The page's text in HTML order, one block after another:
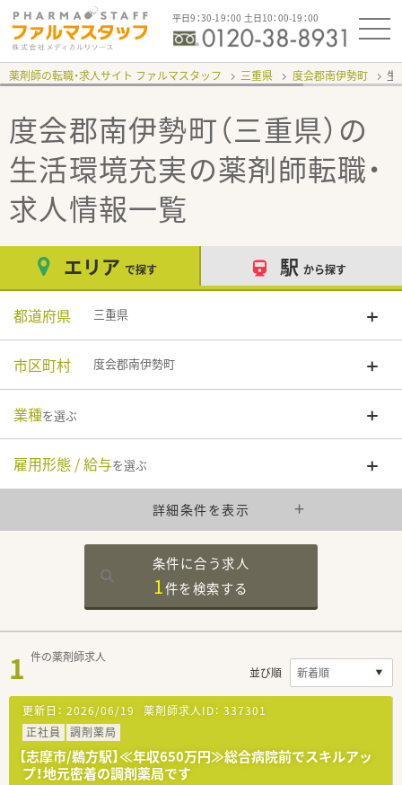
平日9：30-19：00 土日10：00-19：00
薬剤師の転職・求人サイト ファルマスタッフ 三重県 度会郡南伊勢町 生
度会郡南伊勢町（三重県）の
生活環境充実の薬剤師転職・
求人情報一覧
エリア で探す 駅 から探す
都道府県 三重県
市区町村 度会郡南伊勢町
業種を選ぶ
雇用形態 / 給与を選ぶ
詳細条件を表示
条件に合う求人
1件を検索する
1 件の薬剤師求人
並び順
更新日： 2026/06/19 薬剤師求人ID： 337301
正社員
調剤薬局
【志摩市/鵜方駅】≪年収650万円≫総合病院前でスキルアッ
プ！地元密着の調剤薬局です